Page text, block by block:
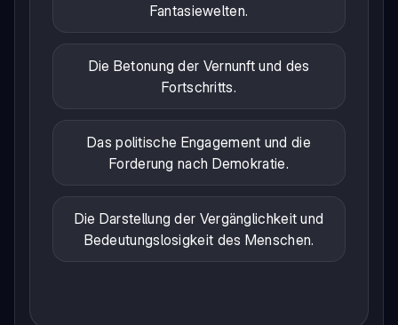
Fantasiewelten.
Die Betonung der Vernunft und des
Fortschritts.
Das politische Engagement und die
Forderung nach Demokratie.
Die Darstellung der Vergänglichkeit und
Bedeutungslosigkeit des Menschen.